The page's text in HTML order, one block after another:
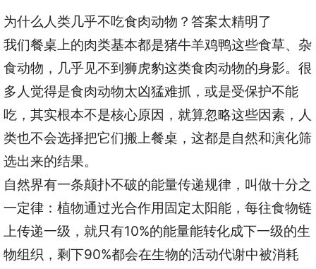
为什么人类几乎不吃食肉动物？答案太精明了
我们餐桌上的肉类基本都是猪牛羊鸡鸭这些食草、杂
食动物，几乎见不到狮虎豹这类食肉动物的身影。很
多人觉得是食肉动物太凶猛难抓，或是受保护不能
吃，其实根本不是核心原因，就算忽略这些因素，人
类也不会选择把它们搬上餐桌，这都是自然和演化筛
选出来的结果。
自然界有一条颠扑不破的能量传递规律，叫做十分之
一定律：植物通过光合作用固定太阳能，每往食物链
上传递一级，就只有10%的能量能转化成下一级的生
物组织，剩下90%都会在生物的活动代谢中被消耗